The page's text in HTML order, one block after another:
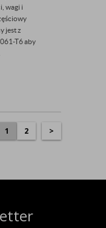
wagi i
jest z
T6 aby
1 2 >